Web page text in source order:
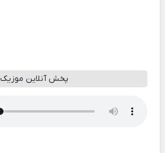
پخش آنلاین موزیک